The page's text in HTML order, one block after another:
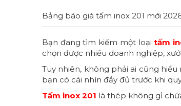
Bảng báo giá tấm inox 201 mới
Bạn đang tìm kiếm một loạitấm
chọn được nhiều doanh nghiệp,
Tuy nhiên, không phải ai cũng hiểu
bạn có cái nhìn đầy đủ trước khi
Tấm inox 201 là thép không gỉ